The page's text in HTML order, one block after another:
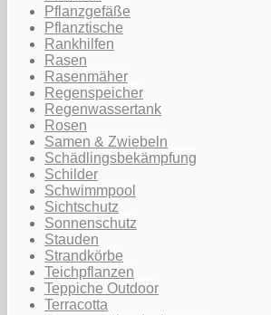
Pflanzgefäße
Pflanztische
Rankhilfen
Rasen
Rasenmäher
Regenspeicher
Regenwassertank
Rosen
Samen & Zwiebeln
Schädlingsbekämpfung
Schilder
Schwimmpool
Sichtschutz
Sonnenschutz
Stauden
Strandkörbe
Teichpflanzen
Teppiche Outdoor
Terracotta